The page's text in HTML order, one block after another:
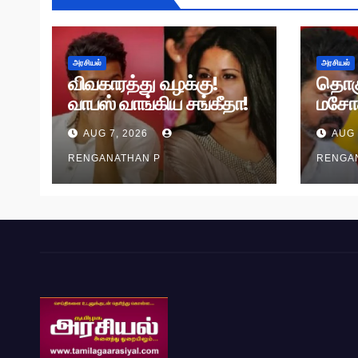
அரசியல்
விவகாரத்து வழக்கு!
வாபஸ் வாங்கிய சங்கீதா!
வழக்கு முடித்து வைப்பு!
AUG 7, 2026
RENGANATHAN P
அரசியல்
AUG